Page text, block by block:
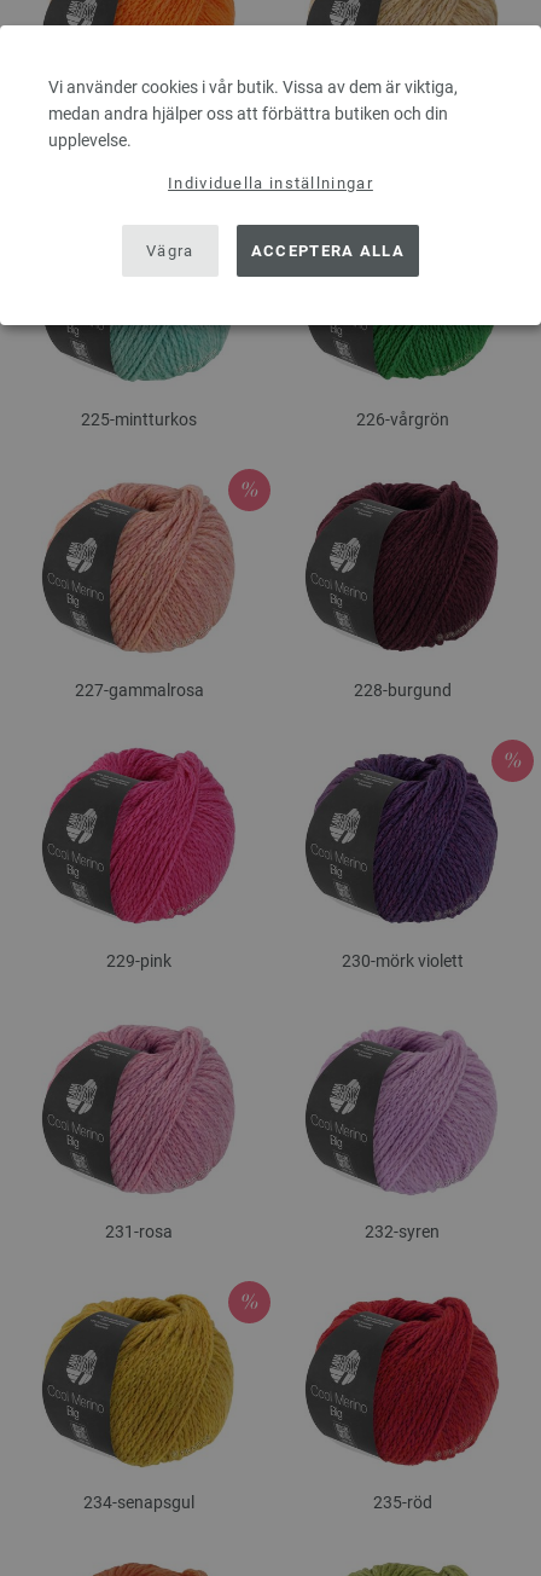
Vi använder cookies i vår butik. Vissa av dem är viktiga,
medan andra hjälper oss att förbättra butiken och din
upplevelse.
Individuella inställningar
Vägra ACCEPTERA ALLA
222-orange
225-mintturkos 226-vårgrön
227-gammalrosa 228-burgund
229-pink 230-mörk violett
231-rosa 232-syren
234-senapsgul 235-röd